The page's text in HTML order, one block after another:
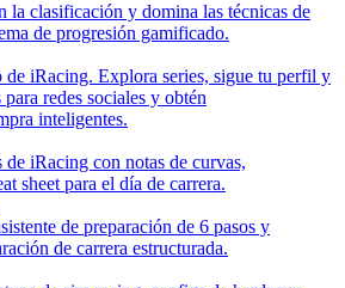
la clasificación y domina las técnicas de
de progresión gamificado.
de iRacing. Explora series, sigue tu perfil y
redes sociales y obtén
inteligentes.
iRacing con notas de curvas,
sheet para el día de carrera.
de preparación de 6 pasos y
de carrera estructurada.